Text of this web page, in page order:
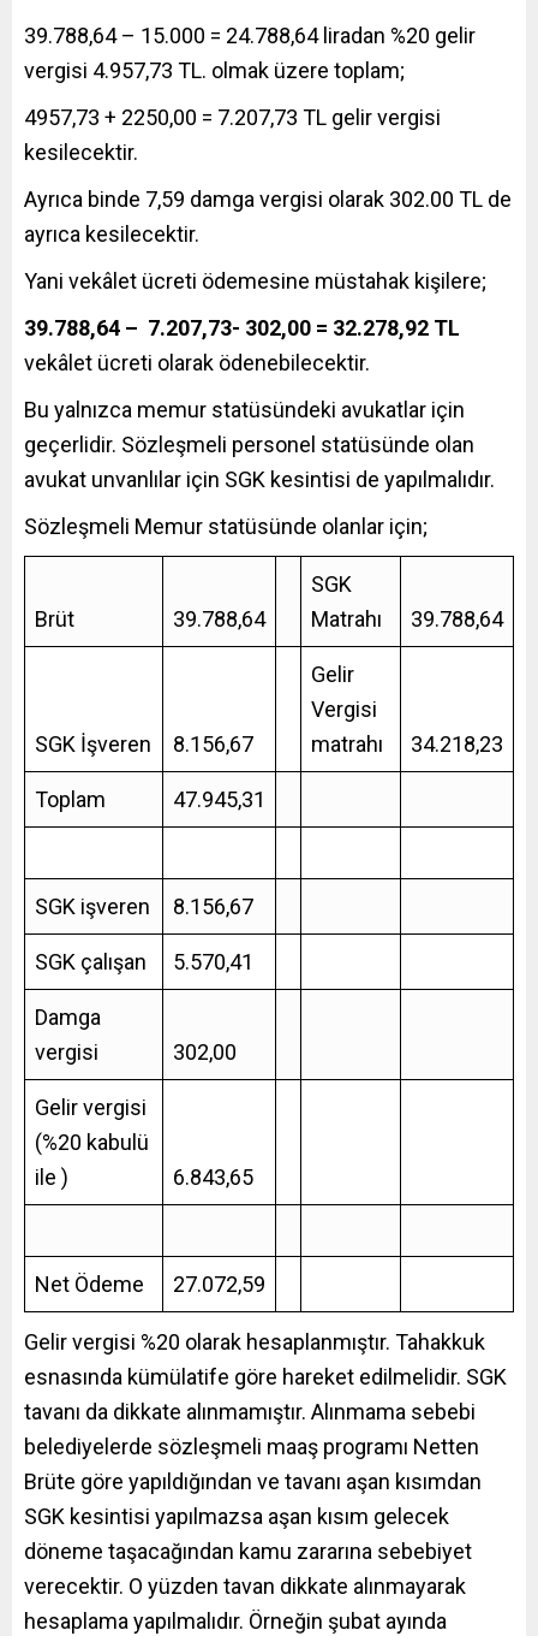
39.788,64 – 15.000 = 24.788,64 liradan %20 gelir
vergisi 4.957,73 TL. olmak üzere toplam;
4957,73 + 2250,00 = 7.207,73 TL gelir vergisi
kesilecektir.
Ayrıca binde 7,59 damga vergisi olarak 302.00 TL de
ayrıca kesilecektir.
Yani vekâlet ücreti ödemesine müstahak kişilere;
39.788,64 – 7.207,73- 302,00 = 32.278,92 TL
vekâlet ücreti olarak ödenebilecektir.
Bu yalnızca memur statüsündeki avukatlar için
geçerlidir. Sözleşmeli personel statüsünde olan
avukat unvanlılar için SGK kesintisi de yapılmalıdır.
Sözleşmeli Memur statüsünde olanlar için;
Brüt 39.788,64
SGK
Matrahı
39.788,64
SGK İşveren 8.156,67
Gelir
Vergisi
matrahı
34.218,23
Toplam 47.945,31
SGK işveren 8.156,67
SGK çalışan 5.570,41
Damga
vergisi
302,00
Gelir vergisi
(%20 kabulü
ile )
6.843,65
Net Ödeme 27.072,59
Gelir vergisi %20 olarak hesaplanmıştır. Tahakkuk
esnasında kümülatife göre hareket edilmelidir. SGK
tavanı da dikkate alınmamıştır. Alınmama sebebi
belediyelerde sözleşmeli maaş programı Netten
Brüte göre yapıldığından ve tavanı aşan kısımdan
SGK kesintisi yapılmazsa aşan kısım gelecek
döneme taşacağından kamu zararına sebebiyet
verecektir. O yüzden tavan dikkate alınmayarak
hesaplama yapılmalıdır. Örneğin şubat ayında